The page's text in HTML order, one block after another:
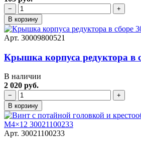
−
+
В корзину
Арт. 30009800521
Крышка корпуса редуктора в
В наличии
2 020 руб.
−
+
В корзину
Арт. 30021100233